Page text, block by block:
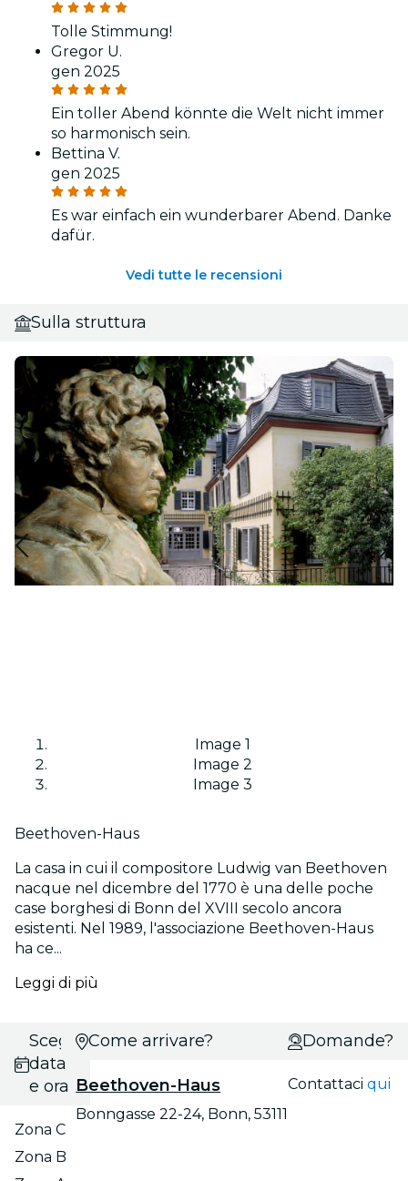
Tolle Stimmung!
Gregor U.
gen 2025
Ein toller Abend könnte die Welt nicht immer
so harmonisch sein.
Bettina V.
gen 2025
Es war einfach ein wunderbarer Abend. Danke
dafür.
Vedi tutte le recensioni
Sulla struttura
Image 1
Image 2
Image 3
Beethoven-Haus
La casa in cui il compositore Ludwig van Beethoven
nacque nel dicembre del 1770 è una delle poche
case borghesi di Bonn del XVIII secolo ancora
esistenti. Nel 1989, l'associazione Beethoven-Haus
ha ce...
Leggi di più
Scegli
data
e ora
Zona C
Zona B
Come arrivare?
Beethoven-Haus
Bonngasse 22-24, Bonn, 53111
Domande?
Contattaciqui